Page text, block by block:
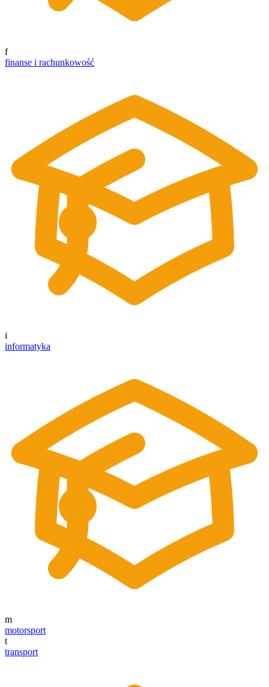
f
finanse i rachunkowość
i
informatyka
m
motorsport
t
transport